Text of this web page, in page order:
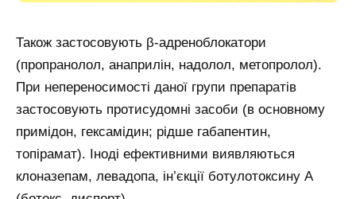
Також застосовують β-адреноблокатори
(пропранолол, анаприлін, надолол, метопролол).
При непереносимості даної групи препаратів
застосовують протисудомні засоби (в основному
примідон, гексамідин; рідше габапентин,
топірамат). Іноді ефективними виявляються
клоназепам, левадопа, ін’єкції ботулотоксину А